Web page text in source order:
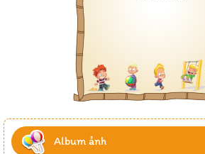
Album ảnh